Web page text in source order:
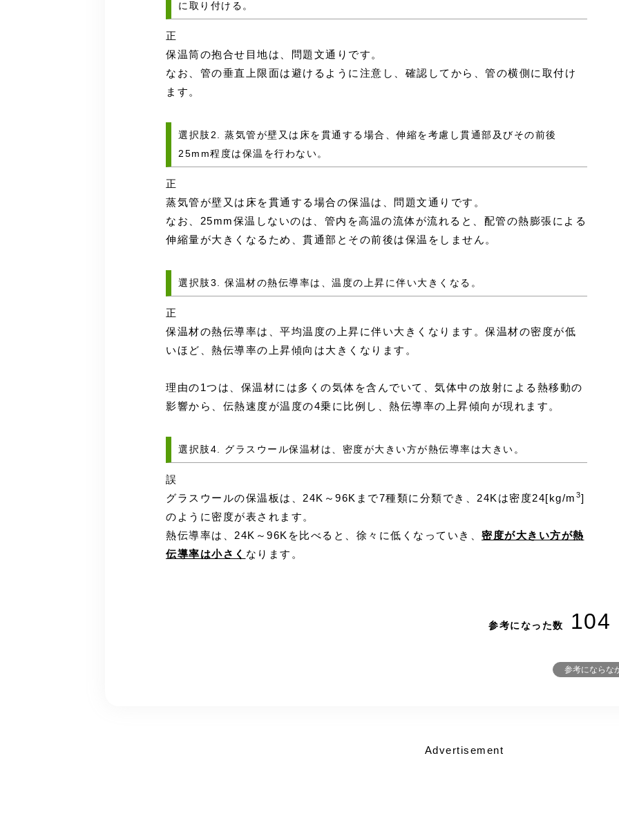
に取り付ける。
正
保温筒の抱合せ目地は、問題文通りです。
なお、管の垂直上限面は避けるように注意し、確認してから、管の横側に取付け
ます。
選択肢2. 蒸気管が壁又は床を貫通する場合、伸縮を考慮し貫通部及びその前後
25mm程度は保温を行わない。
正
蒸気管が壁又は床を貫通する場合の保温は、問題文通りです。
なお、25mm保温しないのは、管内を高温の流体が流れると、配管の熱膨張による
伸縮量が大きくなるため、貫通部とその前後は保温をしません。
選択肢3. 保温材の熱伝導率は、温度の上昇に伴い大きくなる。
正
保温材の熱伝導率は、平均温度の上昇に伴い大きくなります。保温材の密度が低
いほど、熱伝導率の上昇傾向は大きくなります。
理由の1つは、保温材には多くの気体を含んでいて、気体中の放射による熱移動の
影響から、伝熱速度が温度の4乗に比例し、熱伝導率の上昇傾向が現れます。
選択肢4. グラスウール保温材は、密度が大きい方が熱伝導率は大きい。
誤
グラスウールの保温板は、24K～96Kまで7種類に分類でき、24Kは密度24[kg/m 3]
のように密度が表されます。
熱伝導率は、24K～96Kを比べると、徐々に低くなっていき、 密度が大きい方が熱
伝導率は小さく なります。
参考になった数 104
参考にならな
Advertisement